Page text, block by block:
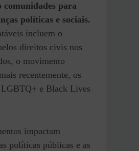
comunidades para
políticas e sociais.
incluem o
direitos civis nos
o movimento
recentemente, os
e Black Lives
impactam
políticas públicas e as